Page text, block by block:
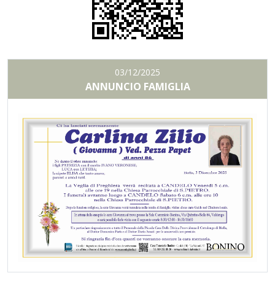
03/12/2025
ANNUNCIO FAMIGLIA